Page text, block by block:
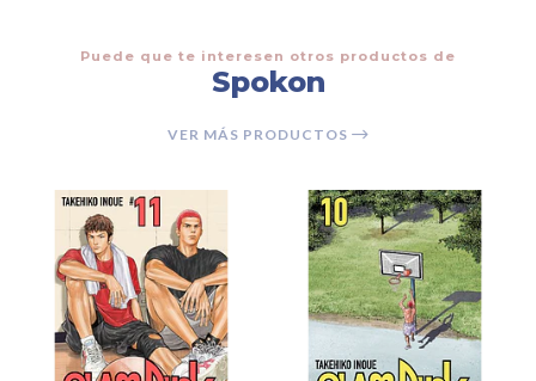
Puede que te interesen otros productos de
Spokon
VER MÁS PRODUCTOS